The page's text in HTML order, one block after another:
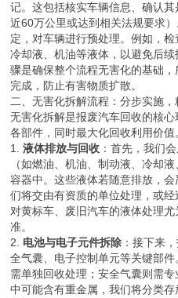
记。这包括核实车辆信息、确认
近60万公里或达到相关法规要求
定，对车辆进行预处理。例如，检
冷却液、机油等液体，以避免后
骤是确保整个流程无害化的基础
完成，防止有害物质扩散。
二、无害化拆解流程：分步实施
无害化拆解是报废汽车回收的核
各部件，同时最大化回收利用价值
1.液体排放与回收 ：首先，我们
（如燃油、机油、制动液、冷却
容器中。这些液体若随意排放，
们将交由有资质的单位处理，或
对黄标车、废旧汽车的液体处理
准。
2. 电池与电子元件拆除 ：接下来
全气囊、电子控制单元等关键部
需单独回收处理；安全气囊则需
中可能含有重金属，我们将分类